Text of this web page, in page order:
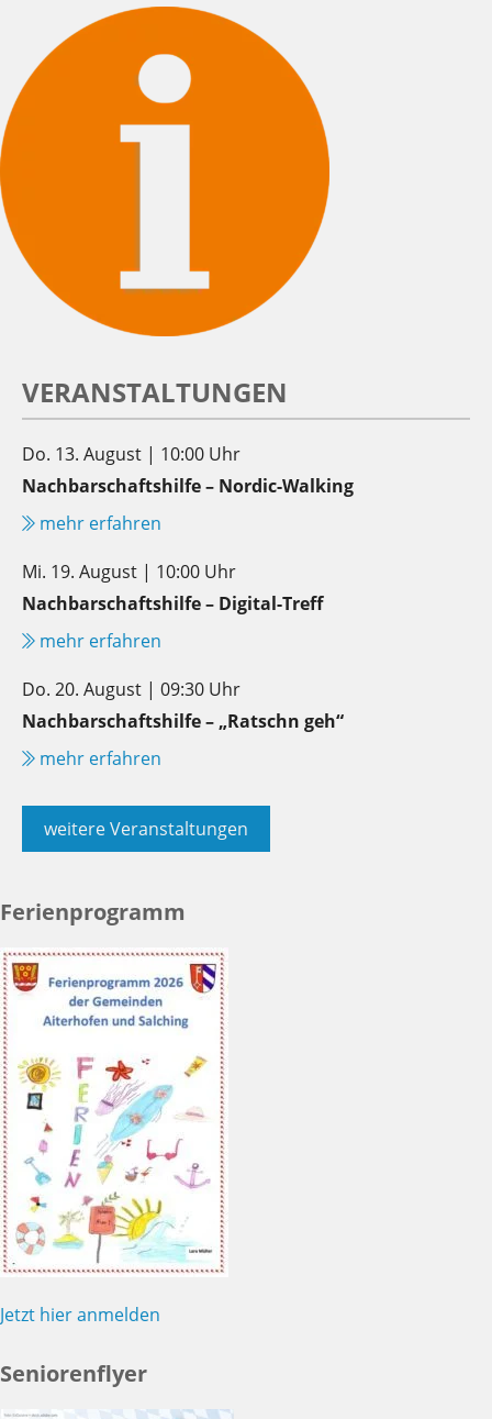
VERANSTALTUNGEN
Do. 13. August | 10:00 Uhr
Nachbarschaftshilfe – Nordic-Walking
mehr erfahren
Mi. 19. August | 10:00 Uhr
Nachbarschaftshilfe – Digital-Treff
mehr erfahren
Do. 20. August | 09:30 Uhr
Nachbarschaftshilfe – „Ratschn geh“
mehr erfahren
weitere Veranstaltungen
Ferienprogramm
Jetzt hier anmelden
Seniorenflyer